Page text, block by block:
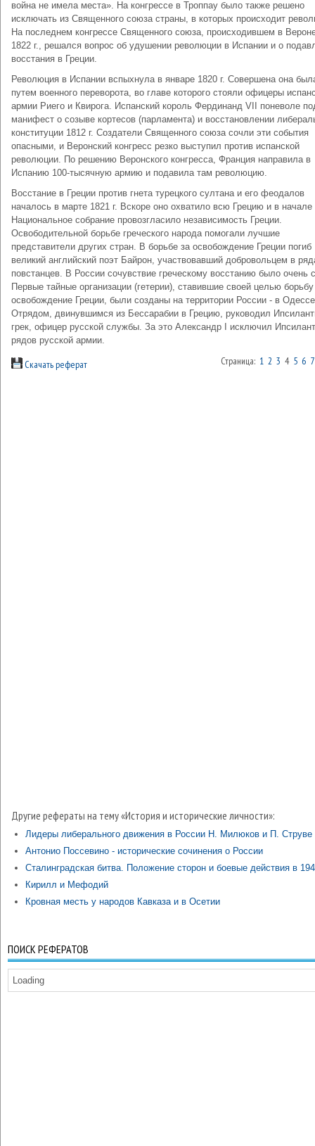
война не имела места». На конгрессе в Троппау было также решено
исключать из Священного союза страны, в которых происходит
На последнем конгрессе Священного союза, происходившем в
1822 г., решался вопрос об удушении революции в Испании и о
восстания в Греции.
Революция в Испании вспыхнула в январе 1820 г. Совершена она
путем военного переворота, во главе которого стояли офицеры
армии Риего и Квирога. Испанский король Фердинанд VII поневоле
манифест о созыве кортесов (парламента) и восстановлении
конституции 1812 г. Создатели Священного союза сочли эти события
опасными, и Веронский конгресс резко выступил против испанской
революции. По решению Веронского конгресса, Франция направила в
Испанию 100-тысячную армию и подавила там революцию.
Восстание в Греции против гнета турецкого султана и его феодалов
началось в марте 1821 г. Вскоре оно охватило всю Грецию и в начале
Национальное собрание провозгласило независимость Греции.
Освободительной борьбе греческого народа помогали лучшие
представители других стран. В борьбе за освобождение Греции погиб
великий английский поэт Байрон, участвовавший добровольцем в
повстанцев. В России сочувствие греческому восстанию было очень
Первые тайные организации (гетерии), ставившие своей целью борьбу
освобождение Греции, были созданы на территории России - в
Отрядом, двинувшимся из Бессарабии в Грецию, руководил
грек, офицер русской службы. За это Александр I исключил
рядов русской армии.
Скачать реферат Страница: 1 2 3 4 5 6 7
Другие рефераты на тему «История и исторические личности»:
Лидеры либерального движения в России Н. Милюков и П. Струве
Антонио Поссевино - исторические сочинения о России
Сталинградская битва. Положение сторон и боевые действия в
Кирилл и Мефодий
Кровная месть у народов Кавказа и в Осетии
ПОИСК РЕФЕРАТОВ
Loading